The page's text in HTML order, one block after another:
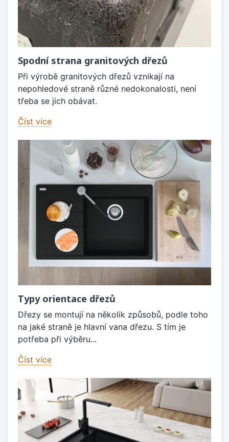
Spodní strana granitových dřezů
Při výrobě granitových dřezů vznikají na
nepohledové straně různé nedokonalosti, není
třeba se jich obávat.
Číst více
Typy orientace dřezů
Dřezy se montují na několik způsobů, podle toho
na jaké straně je hlavní vana dřezu. S tím je
potřeba při výběru...
Číst více